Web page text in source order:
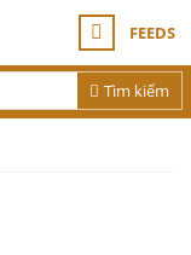
FEEDS
Tìm kiếm